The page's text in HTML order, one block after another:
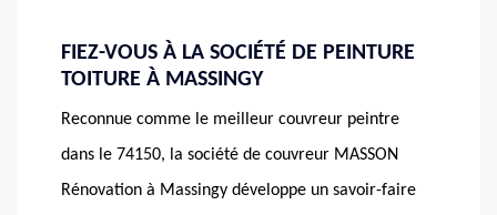
FIEZ-VOUS À LA SOCIÉTÉ DE PEINTURE
TOITURE À MASSINGY
Reconnue comme le meilleur couvreur peintre
dans le 74150, la société de couvreur MASSON
Rénovation à Massingy développe un savoir-faire